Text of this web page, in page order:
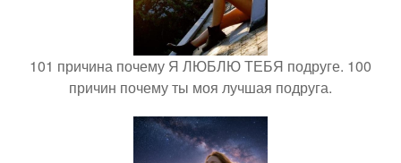
101 причина почему Я ЛЮБЛЮ ТЕБЯ подруге. 100
причин почему ты моя лучшая подруга.